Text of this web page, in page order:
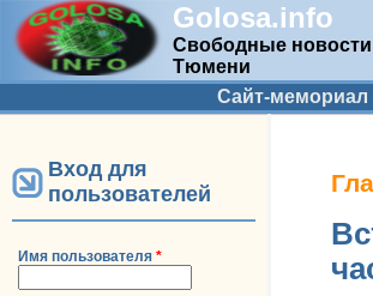
Golosa.info
Свободные новости
Тюмени
Дополнительное меню
Сайт-мемориал
Вход для
пользователей
Имя пользователя *